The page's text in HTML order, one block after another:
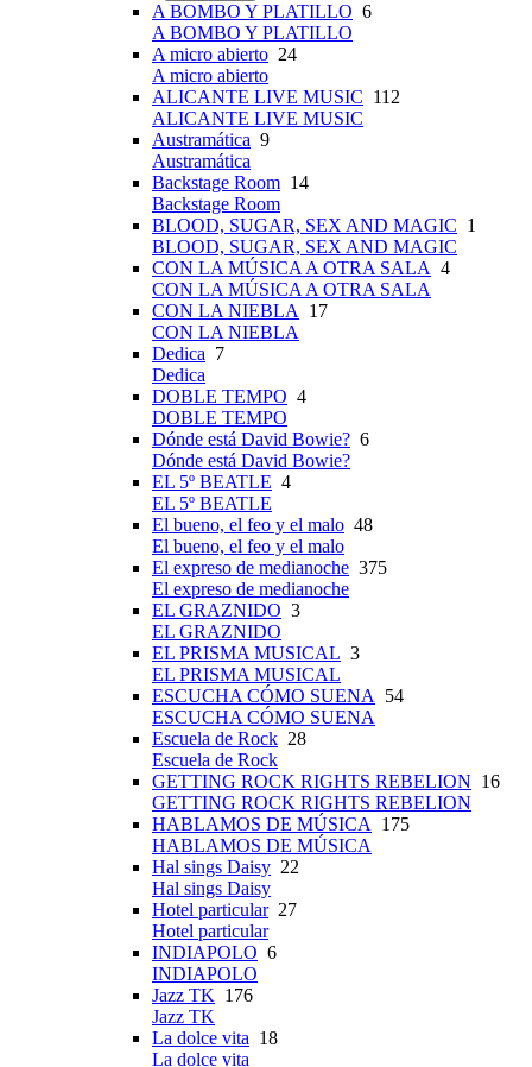
A BOMBO Y PLATILLO 6
A BOMBO Y PLATILLO
A micro abierto 24
A micro abierto
ALICANTE LIVE MUSIC 112
ALICANTE LIVE MUSIC
Austramática 9
Austramática
Backstage Room 14
Backstage Room
BLOOD, SUGAR, SEX AND MAGIC 1
BLOOD, SUGAR, SEX AND MAGIC
CON LA MÚSICA A OTRA SALA 4
CON LA MÚSICA A OTRA SALA
CON LA NIEBLA
17
CON LA NIEBLA
Dedica 7
Dedica
DOBLE TEMPO 4
DOBLE TEMPO
Dónde está David Bowie? 6
Dónde está David Bowie?
EL 5º BEATLE 4
EL 5º BEATLE
El bueno, el feo y el malo 48
El bueno, el feo y el malo
El expreso de medianoche 375
El expreso de medianoche
EL GRAZNIDO 3
EL GRAZNIDO
EL PRISMA MUSICAL 3
EL PRISMA MUSICAL
ESCUCHA CÓMO SUENA
54
ESCUCHA CÓMO SUENA
Escuela de Rock 28
Escuela de Rock
GETTING ROCK RIGHTS REBELION 16
GETTING ROCK RIGHTS REBELION
HABLAMOS DE MÚSICA
175
HABLAMOS DE MÚSICA
Hal sings Daisy 22
Hal sings Daisy
Hotel particular27
Hotel particular
INDIAPOLO 6
INDIAPOLO
Jazz TK 176
Jazz TK
La dolce vita 18
La dolce vita